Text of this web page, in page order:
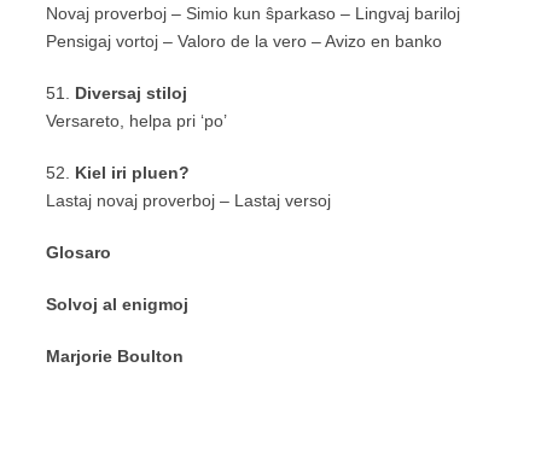
Novaj proverboj – Simio kun ŝparkaso – Lingvaj bariloj
Pensigaj vortoj – Valoro de la vero – Avizo en banko
51. Diversaj stiloj
Versareto, helpa pri ‘po’
52. Kiel iri pluen?
Lastaj novaj proverboj – Lastaj versoj
Glosaro
Solvoj al enigmoj
Marjorie Boulton